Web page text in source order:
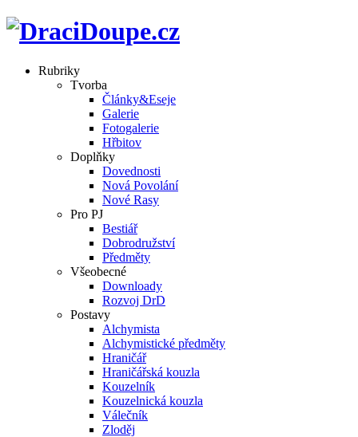
Rubriky
Tvorba
Články&Eseje
Galerie
Fotogalerie
Hřbitov
Doplňky
Dovednosti
Nová Povolání
Nové Rasy
Pro PJ
Bestiář
Dobrodružství
Předměty
Všeobecné
Downloady
Rozvoj DrD
Postavy
Alchymista
Alchymistické předměty
Hraničář
Hraničářská kouzla
Kouzelník
Kouzelnická kouzla
Válečník
Zloděj